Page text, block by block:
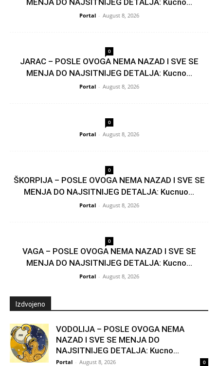
MENJA DO NAJSITNIJEG DETALJA: Kucno...
Portal - August 8, 2026
0
JARAC – POSLE OVOGA NEMA NAZAD I SVE SE
MENJA DO NAJSITNIJEG DETALJA: Kucno...
Portal - August 8, 2026
0
Portal - August 8, 2026
0
ŠKORPIJA – POSLE OVOGA NEMA NAZAD I SVE SE
MENJA DO NAJSITNIJEG DETALJA: Kucnuo...
Portal - August 8, 2026
0
VAGA – POSLE OVOGA NEMA NAZAD I SVE SE
MENJA DO NAJSITNIJEG DETALJA: Kucno...
Portal - August 8, 2026
Izdvojeno
VODOLIJA – POSLE OVOGA NEMA
NAZAD I SVE SE MENJA DO
NAJSITNIJEG DETALJA: Kucno...
Portal - August 8, 2026 0